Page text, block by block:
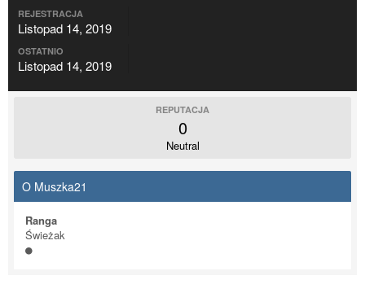
REJESTRACJA
Listopad 14, 2019
OSTATNIO
Listopad 14, 2019
REPUTACJA
0
Neutral
O Muszka21
Ranga
Świeżak